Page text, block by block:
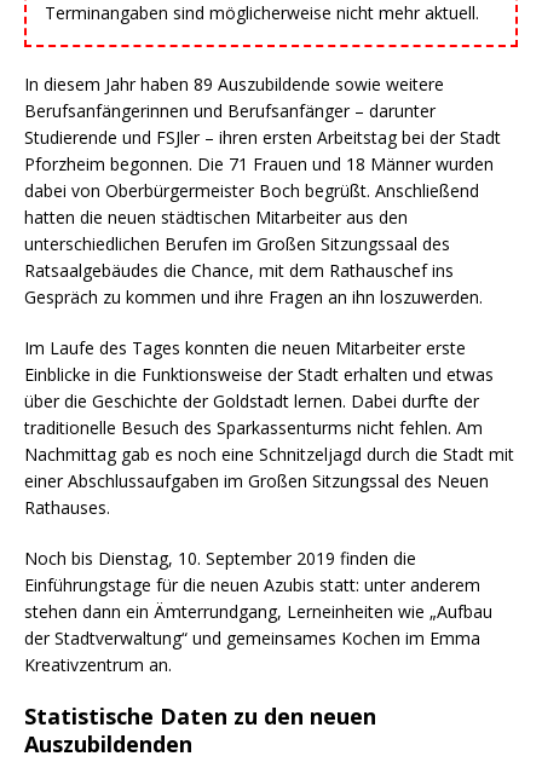
Terminangaben sind möglicherweise nicht mehr aktuell.
In diesem Jahr haben 89 Auszubildende sowie weitere
Berufsanfängerinnen und Berufsanfänger – darunter
Studierende und FSJler – ihren ersten Arbeitstag bei der Stadt
Pforzheim begonnen. Die 71 Frauen und 18 Männer wurden
dabei von Oberbürgermeister Boch begrüßt. Anschließend
hatten die neuen städtischen Mitarbeiter aus den
unterschiedlichen Berufen im Großen Sitzungssaal des
Ratsaalgebäudes die Chance, mit dem Rathauschef ins
Gespräch zu kommen und ihre Fragen an ihn loszuwerden.
Im Laufe des Tages konnten die neuen Mitarbeiter erste
Einblicke in die Funktionsweise der Stadt erhalten und etwas
über die Geschichte der Goldstadt lernen. Dabei durfte der
traditionelle Besuch des Sparkassenturms nicht fehlen. Am
Nachmittag gab es noch eine Schnitzeljagd durch die Stadt mit
einer Abschlussaufgaben im Großen Sitzungssal des Neuen
Rathauses.
Noch bis Dienstag, 10. September 2019 finden die
Einführungstage für die neuen Azubis statt: unter anderem
stehen dann ein Ämterrundgang, Lerneinheiten wie „Aufbau
der Stadtverwaltung“ und gemeinsames Kochen im Emma
Kreativzentrum an.
Statistische Daten zu den neuen
Auszubildenden